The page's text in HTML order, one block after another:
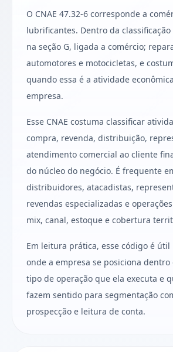
O CNAE 47.32-6 corresponde a
lubrificantes. Dentro da classificação
na seção G, ligada a comércio;
automotores e motocicletas, e
quando essa é a atividade
empresa.
Esse CNAE costuma classificar
compra, revenda, distribuição,
atendimento comercial ao cliente
do núcleo do negócio. É frequente
distribuidores, atacadistas,
revendas especializadas e
mix, canal, estoque e cobertura
Em leitura prática, esse código é
onde a empresa se posiciona dentro
tipo de operação que ela executa e
fazem sentido para segmentação
prospecção e leitura de conta.